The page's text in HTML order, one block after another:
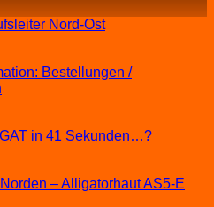
Nord-Ost
Bestellungen /
in 41 Sekunden…?
– Alligatorhaut AS5-E